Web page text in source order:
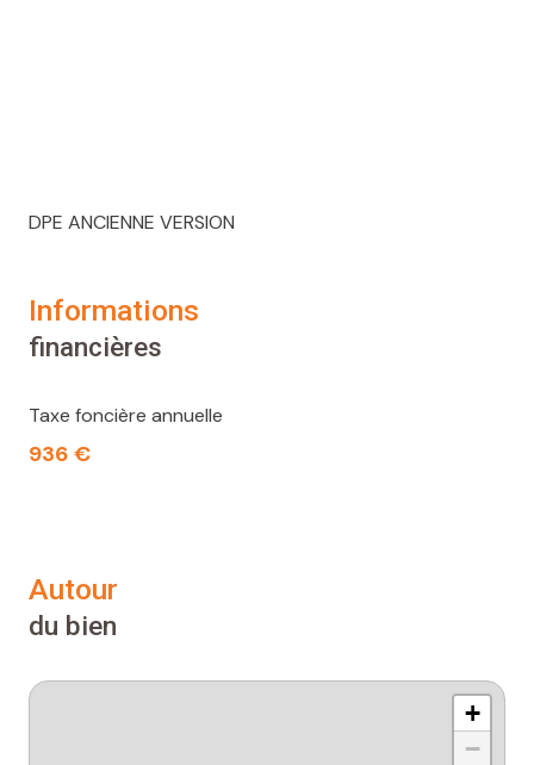
DPE ANCIENNE VERSION
informations
financières
Taxe foncière annuelle
936 €
autour
du bien
+
−